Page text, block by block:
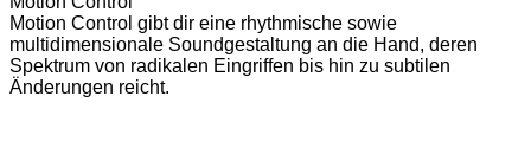
Motion Control gibt dir eine rhythmische sowie
multidimensionale Soundgestaltung an die Hand, deren
Spektrum von radikalen Eingriffen bis hin zu subtilen
Änderungen reicht.